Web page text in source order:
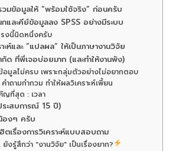
มข้อมูลให้ “พร้อมใช้จริง” ก่อนครับ
และคีย์ข้อมูลลง SPSS อย่างมีระบบ
งนี้นิดหนึ่งครับ
ห์และ “แปลผล” ให้เป็นภาษางานวิจัย
ด ที่พี่เจอบ่อยมาก (และทำให้งานพัง)
มูลไม่ครบ เพราะกลุ่มตัวอย่างไม่อยากตอบ
ถามกำกวม ทำให้ผลวิเคราะห์เพี้ยน
ญที่สุด : เวลา
ะสบการณ์ 15 ปี)
องๆ ครับ
เรื่องการวิเคราะห์แบบสอบถาม
ยังรู้สึกว่า "งานวิจัย" เป็นเรื่องยาก?